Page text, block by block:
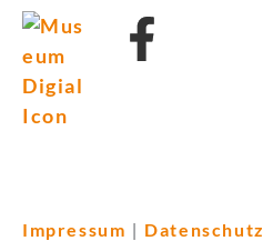
Impressum Datenschutz